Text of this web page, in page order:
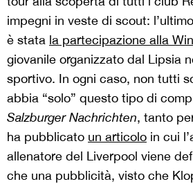
impegni in veste di scout:
è stata la partecipazione alla
giovanile organizzato dal Lipsia
sportivo. In ogni caso, non tutti
abbia “solo” questo tipo di
Salzburger Nachrichten, tanto
ha pubblicato un articolo in cui
allenatore del Liverpool viene
che una pubblicità, visto che